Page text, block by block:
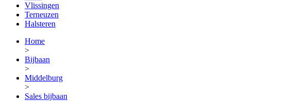
Vlissingen
Terneuzen
Halsteren
Home
>
Bijbaan
>
Middelburg
>
Sales bijbaan